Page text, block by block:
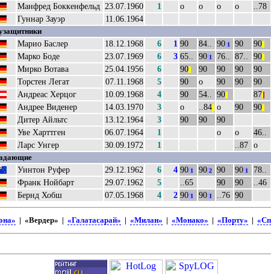
Манфред Боккенфельд 23.07.1960 1 о о о о ..78
Гуннар Зауэр 11.06.1964
Марио Баслер 18.12.1968 6 1 90 84.. 901 90 90||
Марко Боде
23.07.1969 6 3 65.. 901 76.. 87.. 90||
Мирко Вотава 25.04.1956 6 90|| 90 90 90 90
Торстен Легат
07.11.1968 5 90 о 90 90 90
Андреас Херцог 10.09.1968 4 90 54.. 90|| 87
Андрее Виденер 14.03.1970 3 о ..84|| о 90 90||
Дитер Айльтс 13.12.1964 3 90 90
90
Уве Харттген
06.07.1964 1 о о 46..
Ларс Унгер 30.09.1972 1 ..87 о
Уинтон Руфер 29.12.1962 6 4 901 902 90 901 78..
Франк Нойбарт
29.07.1962 5 ..65 90 90 ..46
Бернд Хобш
07.05.1968 4 2 901 901 ..76 90
| «Вердер» | «Галатасарай» | «Милан» | «Монако» | «Порту» |